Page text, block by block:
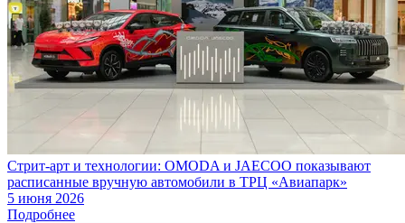
Стрит-арт и технологии: OMODA и JAECOO показывают
расписанные вручную автомобили в ТРЦ «Авиапарк»
5 июня 2026
Подробнее